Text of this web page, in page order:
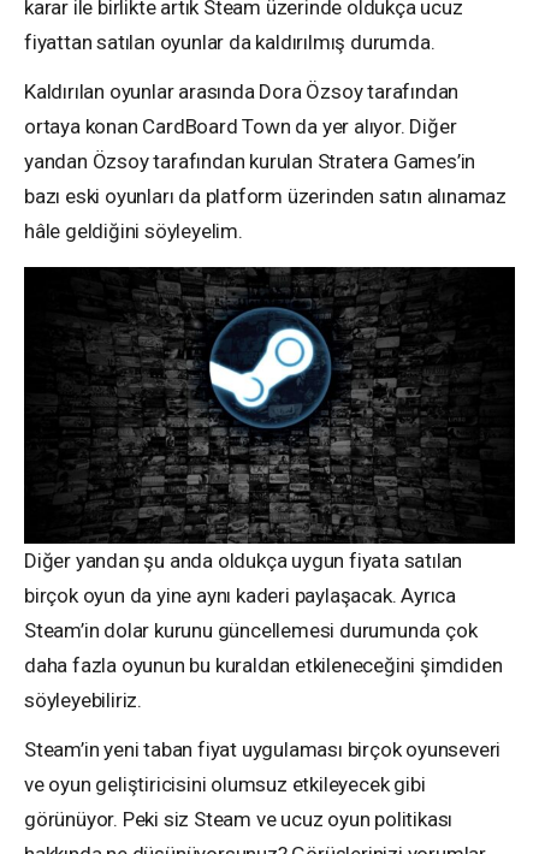
karar ile birlikte artık Steam üzerinde oldukça ucuz
fiyattan satılan oyunlar da kaldırılmış durumda.
Kaldırılan oyunlar arasında Dora Özsoy tarafından
ortaya konan CardBoard Town da yer alıyor. Diğer
yandan Özsoy tarafından kurulan Stratera Games’in
bazı eski oyunları da platform üzerinden satın alınamaz
hâle geldiğini söyleyelim.
Diğer yandan şu anda oldukça uygun fiyata satılan
birçok oyun da yine aynı kaderi paylaşacak. Ayrıca
Steam’in dolar kurunu güncellemesi durumunda çok
daha fazla oyunun bu kuraldan etkileneceğini şimdiden
söyleyebiliriz.
Steam’in yeni taban fiyat uygulaması birçok oyunseveri
ve oyun geliştiricisini olumsuz etkileyecek gibi
görünüyor. Peki siz Steam ve ucuz oyun politikası